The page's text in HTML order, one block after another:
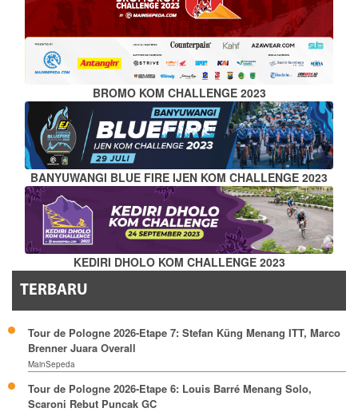
BROMO KOM CHALLENGE 2023
BANYUWANGI BLUE FIRE IJEN KOM CHALLENGE 2023
KEDIRI DHOLO KOM CHALLENGE 2023
TERBARU
Tour de Pologne 2026-Etape 7: Stefan Küng Menang ITT, Marco
Brenner Juara Overall
MainSepeda
Tour de Pologne 2026-Etape 6: Louis Barré Menang Solo,
Scaroni Rebut Puncak GC